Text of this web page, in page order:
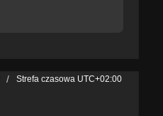
Strefa czasowa UTC+02:00